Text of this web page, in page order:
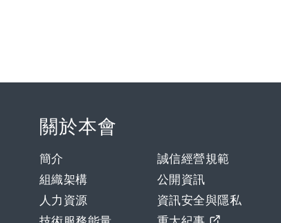
關於本會
簡介
組織架構
人力資源
誠信經營規範
公開資訊
資訊安全與隱私